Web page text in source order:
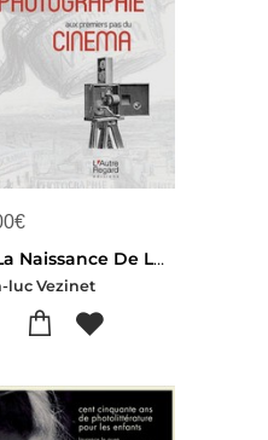
€
De La Naissance De La Photographie Aux Premiers Pas Du Cinema
luc Vezinet